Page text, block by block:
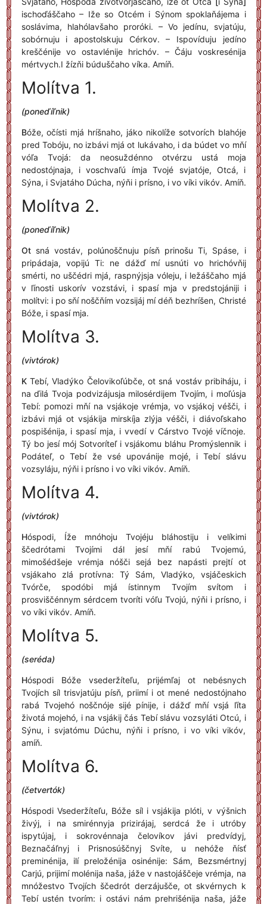
ischoďáščaho – Iže so Otcém i Sýnom spoklaňájema i
soslávima, hlahólavšaho proróki. – Vo jedínu, svjatúju,
sobórnuju i apostolskuju Cérkov. – Ispovíduju jedíno
kreščénije vo ostavlénije hrichóv. – Čáju voskresénija
mértvych.I žízňi búduščaho víka. Amíň.
Molítva 1.
(poneďíľnik)
Bóže, očísti mjá hríšnaho, jáko nikolíže sotvorích blahóje
pred Tobóju, no izbávi mjá ot lukávaho, i da búdet vo mňí
vóľa Tvojá: da neosuždénno otvérzu ustá moja
nedostójnaja, i voschvaľú ímja Tvojé svjatóje, Otcá, i
Sýna, i Svjatáho Dúcha, nýňi i prísno, i vo víki vikóv. Amíň.
Molítva 2.
(poneďíľnik)
Otsná vostáv, polúnoščnuju písň prinošu Ti, Spáse, i
pripádaja, vopijú Ti: ne dážď mí usnúti vo hrichóvňij
smérti, no uščédri mjá, raspnýjsja vóleju, i ležáščaho mjá
v ľínosti uskorív vozstávi, i spasí mja v predstojániji i
molítvi: i po sňí noščňím vozsijáj mí déň bezhríšen, Christé
Bóže, i spasí mja.
Molítva 3.
(vivtórok)
KTebí, Vladýko Čelovikoľúbče, ot sná vostáv pribiháju, i
na ďilá Tvoja podvizájusja milosérdijem Tvojím, i moľúsja
Tebí: pomozi mňí na vsjákoje vrémja, vo vsjákoj véšči, i
izbávi mjá ot vsjákija mirskíja zlýja véšči, i diávoľskaho
pospišénija, i spasí mja, i vvedí v Cárstvo Tvojé víčnoje.
Tý bo jesí mój Sotvoríteľ i vsjákomu bláhu Promýslennik i
Podáteľ, o Tebí že vsé upovánije mojé, i Tebí slávu
vozsyláju, nýňi i prísno i vo víki vikóv. Amíň.
Molítva 4.
(vivtórok)
Hóspodi, Íže mnóhoju Tvojéju bláhostiju i velíkimi
ščedrótami Tvojími dál jesí mňí rabú Tvojemú,
mimošédšeje vrémja nóšči sejá bez napásti prejtí ot
vsjákaho zlá protívna: Tý Sám, Vladýko, vsjáčeskich
Tvórče, spodóbi mjá ístinnym Tvojím svítom i
prosviščénnym sérdcem tvoríti vóľu Tvojú, nýňi i prísno, i
vo víki vikóv. Amíň.
Molítva 5.
(seréda)
Hóspodi Bóže vsederžíteľu, prijémľaj ot nebésnych
Tvojích síl trisvjatúju písň, priimí i ot mené nedostójnaho
rabá Tvojehó noščnóje sijé pínije, i dážď mňí vsjá ľíta
životá mojehó, i na vsjákij čás Tebí slávu vozsyláti Otcú, i
Sýnu, i svjatómu Dúchu, nýňi i prísno, i vo víki vikóv,
amíň.
Molítva 6.
(četvertók)
Hóspodi Vsederžíteľu, Bóže síl i vsjákija plóti, v výšnich
živýj, i na smirénnyja prizirájaj, serdcá že i utróby
ispytújaj, i sokrovénnaja čelovíkov jávi predvídyj,
Beznačáľnyj i Prisnosúščnyj Svíte, u nehóže ňísť
preminénija, ilí preložénija osinénije: Sám, Bezsmértnyj
Carjú, prijimí molénija naša, jáže v nastojáščeje vrémja, na
mnóžestvo Tvojích ščedrót derzájušče, ot skvérnych k
Tebí ustén tvorím: i ostávi nám prehrišénija naša, jáže